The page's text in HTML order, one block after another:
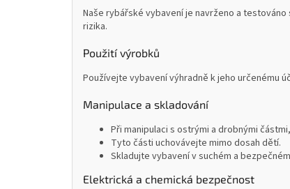
Naše rybářské vybavení je navrženo a
rizika.
Použití výrobků
Používejte vybavení výhradně k jeho určenému
Manipulace a skladování
Při manipulaci s ostrými a drobnými
Tyto části uchovávejte mimo dosah dětí.
Skladujte vybavení v suchém a
Elektrická a chemická bezpečnost